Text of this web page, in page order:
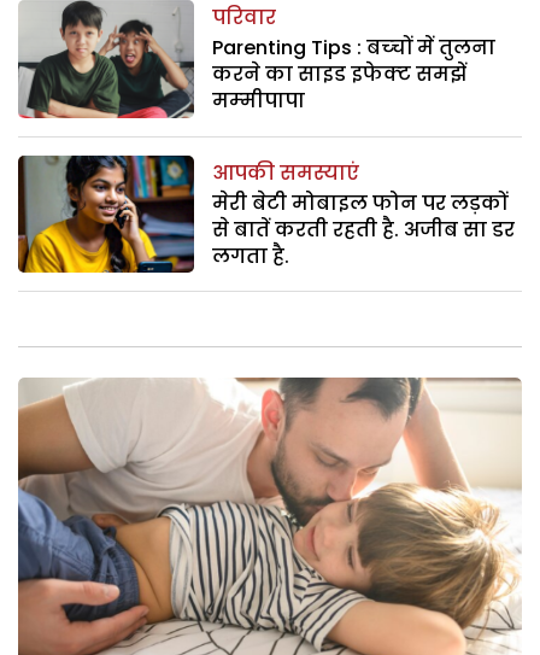
परिवार
Parenting Tips : बच्‍चों में तुलना
करने का साइड इफेक्‍ट समझें
मम्‍मीपापा
आपकी समस्याएं
मेरी बेटी मोबाइल फोन पर लड़कों
से बातें करती रहती है. अजीब सा डर
लगता है.